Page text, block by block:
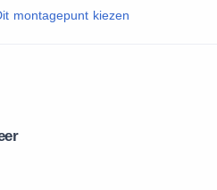
montagepunt kiezen